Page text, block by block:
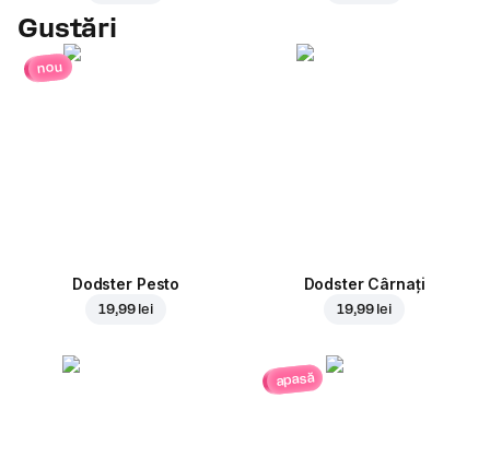
Gustări
nou
Dodster Pesto
19,99 lei
Dodster Cârnați
19,99 lei
apasă